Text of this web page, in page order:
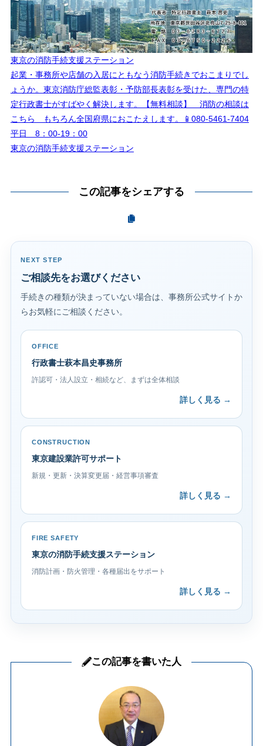
東京の消防手続支援ステーション
起業・事務所や店舗の入居にともなう消防手続きでおこまりでし
ょうか。東京消防庁総監表彰・予防部長表彰を受けた、専門の特
定行政書士がすばやく解決します。【無料相談】 消防の相談は
こちら もちろん全国府県におこたえします。📱080-5461-7404
平日 8：00-19：00
東京の消防手続支援ステーション
この記事をシェアする
NEXT STEP
ご相談先をお選びください
手続きの種類が決まっていない場合は、事務所公式サイトか
らお気軽にご相談ください。
OFFICE
行政書士萩本昌史事務所
許認可・法人設立・相続など、まずは全体相談
詳しく見る →
CONSTRUCTION
東京建設業許可サポート
新規・更新・決算変更届・経営事項審査
詳しく見る →
FIRE SAFETY
東京の消防手続支援ステーション
消防計画・防火管理・各種届出をサポート
詳しく見る →
この記事を書いた人